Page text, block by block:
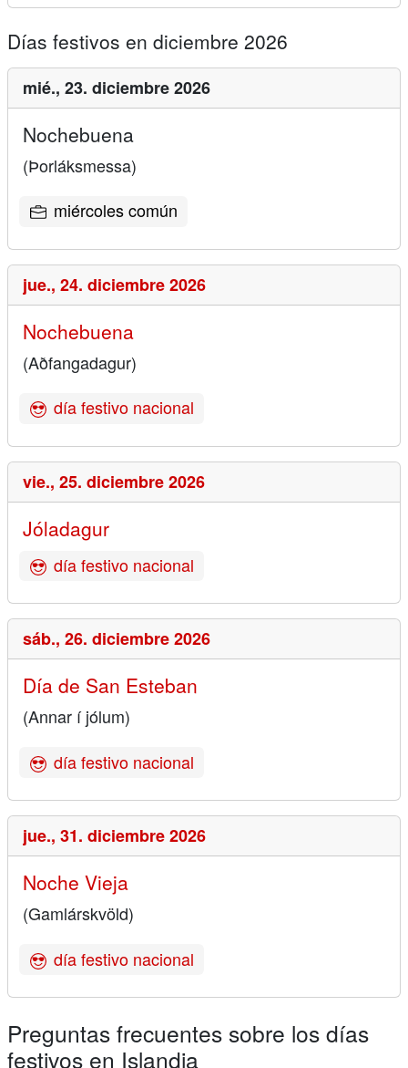
Días festivos en diciembre 2026
mié., 23. diciembre 2026
Nochebuena
(Þorláksmessa)
miércoles común
jue., 24. diciembre 2026
Nochebuena
(Aðfangadagur)
día festivo nacional
vie., 25. diciembre 2026
Jóladagur
día festivo nacional
sáb., 26. diciembre 2026
Día de San Esteban
(Annar í jólum)
día festivo nacional
jue., 31. diciembre 2026
Noche Vieja
(Gamlárskvöld)
día festivo nacional
Preguntas frecuentes sobre los días
festivos en Islandia